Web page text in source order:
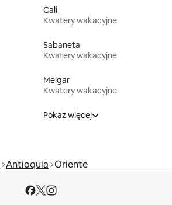
Cali
Kwatery wakacyjne
Sabaneta
Kwatery wakacyjne
Melgar
Kwatery wakacyjne
Pokaż więcej
Antioquia Oriente